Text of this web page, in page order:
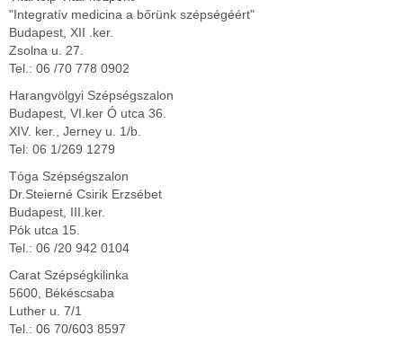
"Integratív medicina a bőrünk szépségéért"
Budapest, XII .ker.
Zsolna u. 27.
Tel.: 06 /70 778 0902
Harangvölgyi Szépségszalon
Budapest, VI.ker Ó utca 36.
XIV. ker., Jerney u. 1/b.
Tel: 06 1/269 1279
Tóga Szépségszalon
Dr.Steierné Csirik Erzsébet
Budapest, III.ker.
Pók utca 15.
Tel.: 06 /20 942 0104
Carat Szépségkilinka
5600, Békéscsaba
Luther u. 7/1
Tel.: 06 70/603 8597